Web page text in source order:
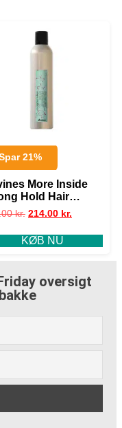
21%
More Inside
Hold Hair
400 ml
kr. 214.00 kr.
KØB NU
oversigt